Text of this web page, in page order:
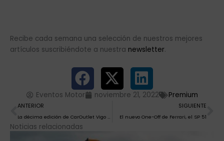
Recibe cada semana una selección de nuestros mejores
artículos suscribiéndote a nuestra newsletter.
Eventos Motor noviembre 21, 2022 Premium
Ant
ANTERIOR
La décima edición de CarOutlet Vigo confirma el buen momento del mercado de ocasión
SIGUIENTE
El nuevo One-Off de Ferrari, el SP 51
Noticias relacionadas